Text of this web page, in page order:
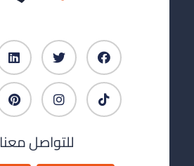
للتواصل معنا